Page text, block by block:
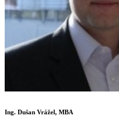
Ing. Dušan Vrážel, MBA